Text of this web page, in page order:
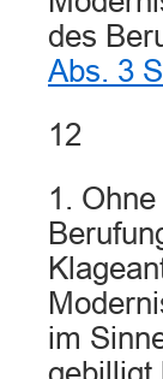
des
Abs. 3
12
1.
im